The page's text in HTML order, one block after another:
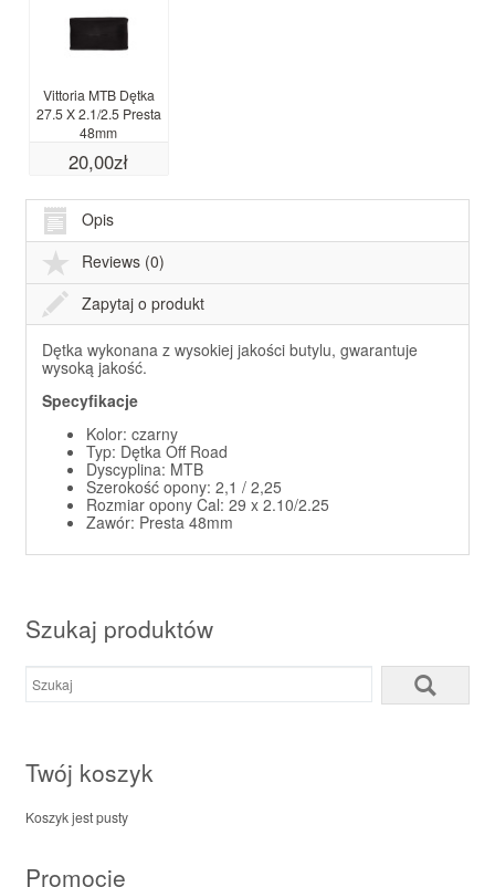
Vittoria MTB Dętka
27.5 X 2.1/2.5 Presta
48mm
20,00zł
Opis
Reviews (0)
Zapytaj o produkt
Dętka wykonana z wysokiej jakości butylu, gwarantuje
wysoką jakość.
Specyfikacje
Kolor: czarny
Typ: Dętka Off Road
Dyscyplina: MTB
Szerokość opony: 2,1 / 2,25
Rozmiar opony Cal: 29 x 2.10/2.25
Zawór: Presta 48mm
Szukaj produktów
Twój koszyk
Koszyk jest pusty
Promocje